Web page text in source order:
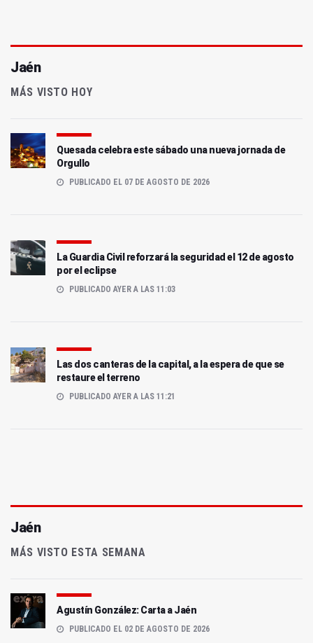
Jaén
MÁS VISTO HOY
Quesada celebra este sábado una nueva jornada de
Orgullo
PUBLICADO EL 07 DE AGOSTO DE 2026
La Guardia Civil reforzará la seguridad el 12 de agosto
por el eclipse
PUBLICADO AYER A LAS 11:03
Las dos canteras de la capital, a la espera de que se
restaure el terreno
PUBLICADO AYER A LAS 11:21
Jaén
MÁS VISTO ESTA SEMANA
Agustín González: Carta a Jaén
PUBLICADO EL 02 DE AGOSTO DE 2026